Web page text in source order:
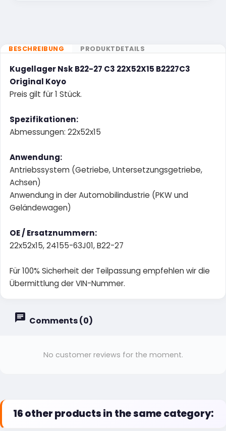
BESCHREIBUNG PRODUKTDETAILS
Kugellager Nsk B22-27 C3 22X52X15 B2227C3
Original Koyo
Preis gilt für 1 Stück.
Spezifikationen:
Abmessungen: 22x52x15
Anwendung:
Antriebssystem (Getriebe, Untersetzungsgetriebe,
Achsen)
Anwendung in der Automobilindustrie (PKW und
Geländewagen)
OE / Ersatznummern:
22x52x15, 24155-63J01, B22-27
Für 100% Sicherheit der Teilpassung empfehlen wir die
Übermittlung der VIN-Nummer.
Comments (0)
No customer reviews for the moment.
16 other products in the same category: